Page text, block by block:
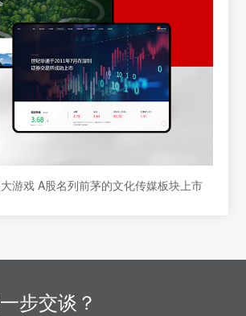
游戏 A股名列前茅的文化传媒板块上市
步交谈？